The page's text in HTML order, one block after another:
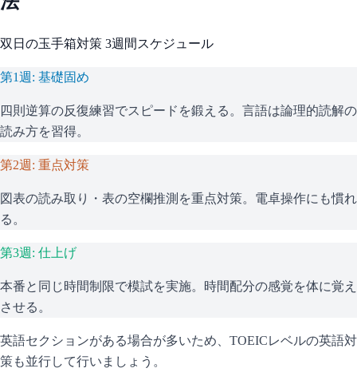
双日 の玉手箱対策 3週間スケジュール
第1週: 基礎固め
四則逆算の反復練習でスピードを鍛える。言語は論理的読解の
読み方を習得。
第2週: 重点対策
図表の読み取り・表の空欄推測を重点対策。電卓操作にも慣れ
る。
第3週: 仕上げ
本番と同じ時間制限で模試を実施。時間配分の感覚を体に覚え
させる。
英語セクションがある場合が多いため、TOEICレベルの英語対
策も並行して行いましょう。